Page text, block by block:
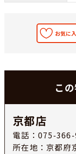
お気に
こ
京都店
電話：075-
所在地：京都府